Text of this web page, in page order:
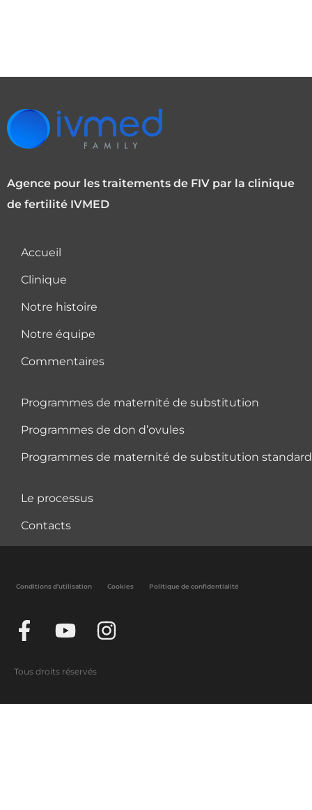
Agence pour les traitements de FIV par la clinique
de fertilité IVMED
Accueil
Clinique
Notre histoire
Notre équipe
Commentaires
Programmes de maternité de substitution
Programmes de don d’ovules
Programmes de maternité de substitution
Le processus
Contacts
Conditions d’utilisation Cookies Politique de confidentialité
Tous droits réservés